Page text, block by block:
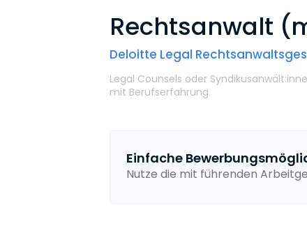
Rechtsanwalt
Deloitte Legal
Legal Counsels oder
mit Berufserfahrung
Einfache
Nutze die mit führenden